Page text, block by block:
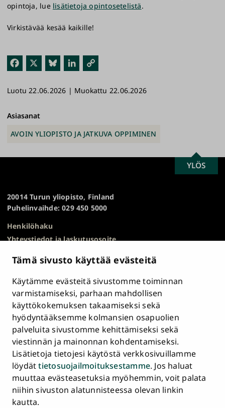
Tämä sivusto käyttää evästeitä
Käytämme evästeitä sivustomme toiminnan
varmistamiseksi, parhaan mahdollisen
käyttökokemuksen takaamiseksi sekä
hyödyntääksemme kolmansien osapuolien
palveluita sivustomme kehittämiseksi sekä
viestinnän ja mainonnan kohdentamiseksi.
Lisätietoja tietojesi käytöstä verkkosivuillamme
löydättietosuojailmoituksestamme. Jos haluat
muuttaa evästeasetuksia myöhemmin, voit palata
niihin sivuston alatunnisteessa olevan linkin
kautta.
Fac
ok
Blu
y
Link
n
link
opintoja, lue lisätietoja opintosetelistä.
Virkistävää kesää kaikille!
Luotu 22.06.2026 | Muokattu 22.06.2026
Asiasanat
AVOIN YLIOPISTO JA JATKUVA OPPIMINEN
20014 Turun yliopisto, Finland
Puhelinvaihde: 029 450 5000
Henkilöhaku
Yhteystiedot ja laskutusosoite
HR Excellence in Research
Tietosuojailmoitus
Asiakirjajulkisuuskuvaus ja tietopyynnöt
Väärinkäytösepäilyt
Saavutettavuusseloste
Palaute
Intranet ja sähköiset työkalut
Evästeasetukset
Päävalikko
ETUSIVU
Turun
yliopisto
Turun
yliopisto
TurunTurunTurunTurun
SCROLL
TO
YLÖS